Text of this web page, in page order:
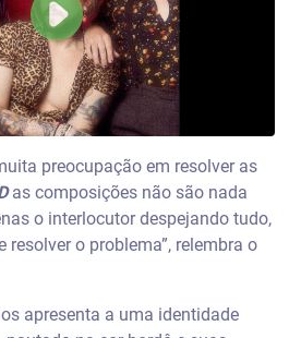
preocupação em resolver as
as composições não são nada
o interlocutor despejando tudo,
resolver o problema”, relembra o
apresenta a uma identidade